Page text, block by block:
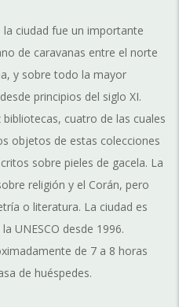
ciudad fue un importante
de caravanas entre el norte
y sobre todo la mayor
principios del siglo XI.
cuatro de las cuales
objetos de estas colecciones
sobre pieles de gacela. La
religión y el Corán, pero
o literatura. La ciudad es
UNESCO desde 1996.
de 7 a 8 horas
de huéspedes.